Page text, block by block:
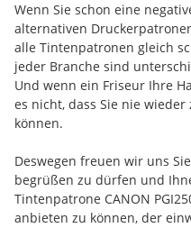
Wenn Sie schon eine
alternativen
alle Tintenpatronen gleich
jeder Branche sind
Und wenn ein Friseur Ihre
es nicht, dass Sie nie
können.
Deswegen freuen wir uns
begrüßen zu dürfen und
Tintenpatrone CANON
anbieten zu können, der